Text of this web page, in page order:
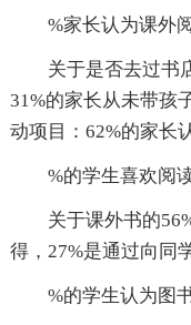
%家长认为课外
关于是否去过书
31%的家长从未带孩
动项目：62%的家长
%的学生喜欢阅
关于课外书的
得，27%是通过向同
%的学生认为图